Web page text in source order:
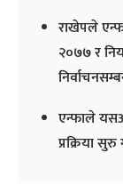
राखेपले
२०७७ र
एन्फाले
प्रक्रिया